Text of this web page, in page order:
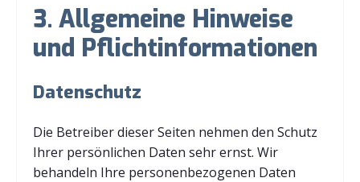
3. Allgemeine Hinweise
und Pflicht­informationen
Datenschutz
Die Betreiber dieser Seiten nehmen den Schutz
Ihrer persönlichen Daten sehr ernst. Wir
behandeln Ihre personenbezogenen Daten